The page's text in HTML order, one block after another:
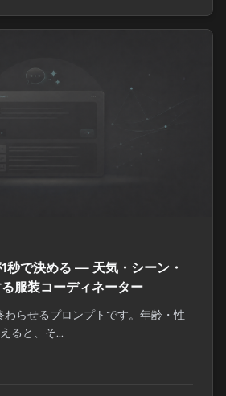
秒で決める — 天気・シーン・
服装コーディネーター
わらせるプロンプトです。年齢・性
ると、そ...